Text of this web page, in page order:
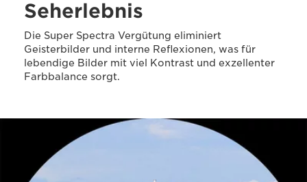
Seherlebnis
Die Super Spectra Vergütung eliminiert
Geisterbilder und interne Reflexionen, was für
lebendige Bilder mit viel Kontrast und exzellenter
Farbbalance sorgt.